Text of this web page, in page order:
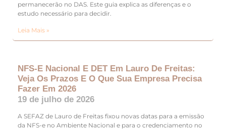
permanecerão no DAS. Este guia explica as diferenças e o
estudo necessário para decidir.
Leia Mais »
NFS-E Nacional E DET Em Lauro De Freitas:
Veja Os Prazos E O Que Sua Empresa Precisa
Fazer Em 2026
19 de julho de 2026
A SEFAZ de Lauro de Freitas fixou novas datas para a emissão
da NFS-e no Ambiente Nacional e para o credenciamento no